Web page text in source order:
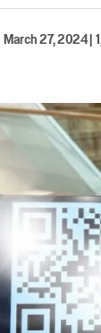
March 27, 2024|